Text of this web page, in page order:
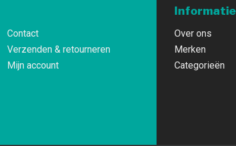
Contact
Verzenden & retourneren
Mijn account
Informatie
Over ons
Merken
Categorieën